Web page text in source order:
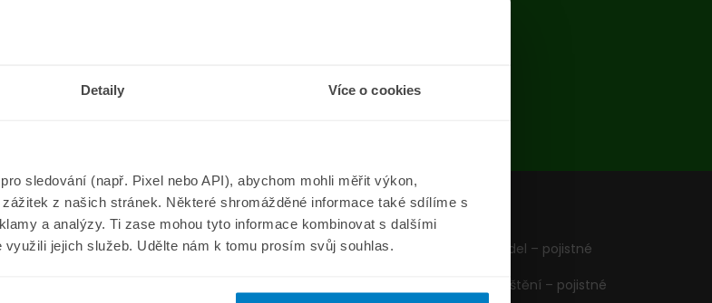
Detaily Více o cookies
sledování (např. Pixel nebo API), abychom mohli měřit výkon,
z našich stránek. Některé shromážděné informace také sdílíme s
a analýzy. Ti zase mohou tyto informace kombinovat s dalšími
jejich služeb. Udělte nám k tomu prosím svůj souhlas.
se vyskytla chyba
Přejít na úvodní stránku
Informace
Aktuality
ePojisteni.cz
O nás
Formuláře
Pojištění vozidel – pojistné
Cestovní pojištění – pojistné